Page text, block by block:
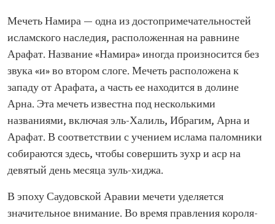
Мечеть Намира — одна из достопримечательностей
исламского наследия, расположенная на равнине
Арафат. Название «Намира» иногда произносится без
звука «и» во втором слоге. Мечеть расположена к
западу от Арафата, а часть ее находится в долине
Арна. Эта мечеть известна под несколькими
названиями, включая эль-Халиль, Ибрагим, Арна и
Арафат. В соответствии с учением ислама паломники
собираются здесь, чтобы совершить зухр и аср на
девятый день месяца зуль-хиджа.
В эпоху Саудовской Аравии мечети уделяется
значительное внимание. Во время правления короля-